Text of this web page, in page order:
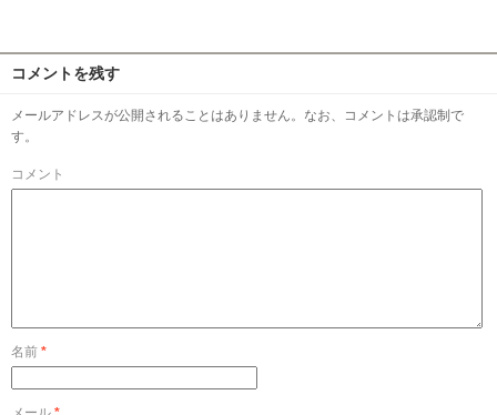
コメントを残す
メールアドレスが公開されることはありません。なお、コメントは承認制で
す。
コメント
名前 *